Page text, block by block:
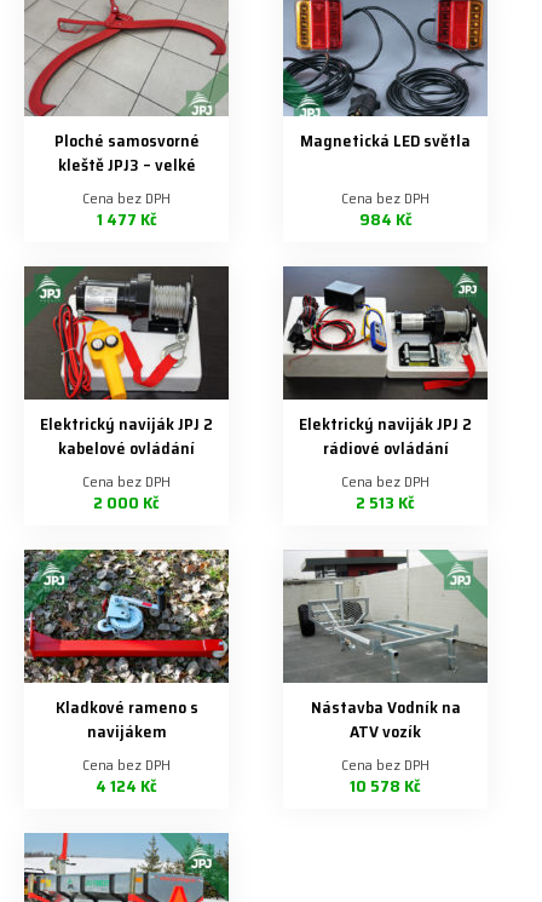
Ploché samosvorné
kleště JPJ3 – velké
Cena bez DPH
1 477 Kč
Magnetická LED světla
Cena bez DPH
984 Kč
Elektrický naviják JPJ 2
kabelové ovládání
Cena bez DPH
2 000 Kč
Elektrický naviják JPJ 2
rádiové ovládání
Cena bez DPH
2 513 Kč
Kladkové rameno s
navijákem
Cena bez DPH
4 124 Kč
Nástavba Vodník na
ATV vozík
Cena bez DPH
10 578 Kč